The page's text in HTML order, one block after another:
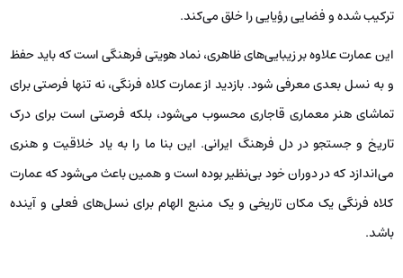
ترکیب شده و فضایی رؤیایی را خلق می‌کند.
این عمارت علاوه بر زیبایی‌های ظاهری، نماد هویتی فرهنگی است که باید حفظ
و به نسل بعدی معرفی شود. بازدید از عمارت کلاه فرنگی، نه تنها فرصتی برای
تماشای هنر معماری قاجاری محسوب می‌شود، بلکه فرصتی است برای درک
تاریخ و جستجو در دل فرهنگ ایرانی. این بنا ما را به یاد خلاقیت و هنری
می‌اندازد که در دوران خود بی‌نظیر بوده است و همین باعث می‌شود که عمارت
کلاه فرنگی یک مکان تاریخی و یک منبع الهام برای نسل‌های فعلی و آینده
باشد.